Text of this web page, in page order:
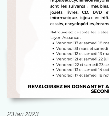
23 jan 2023